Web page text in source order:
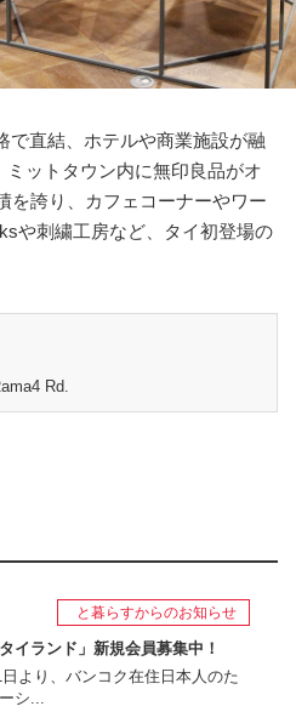
で直結、ホテルや商業施設が融
ットタウン内に無印良品がオ
を誇り、カフェコーナーやワー
や刺繍工房など、タイ初登場の
Rd.
と暮らすからのお知らせ
イランド」新規会員募集中！
より、バンコク在住日本人のた
シ...